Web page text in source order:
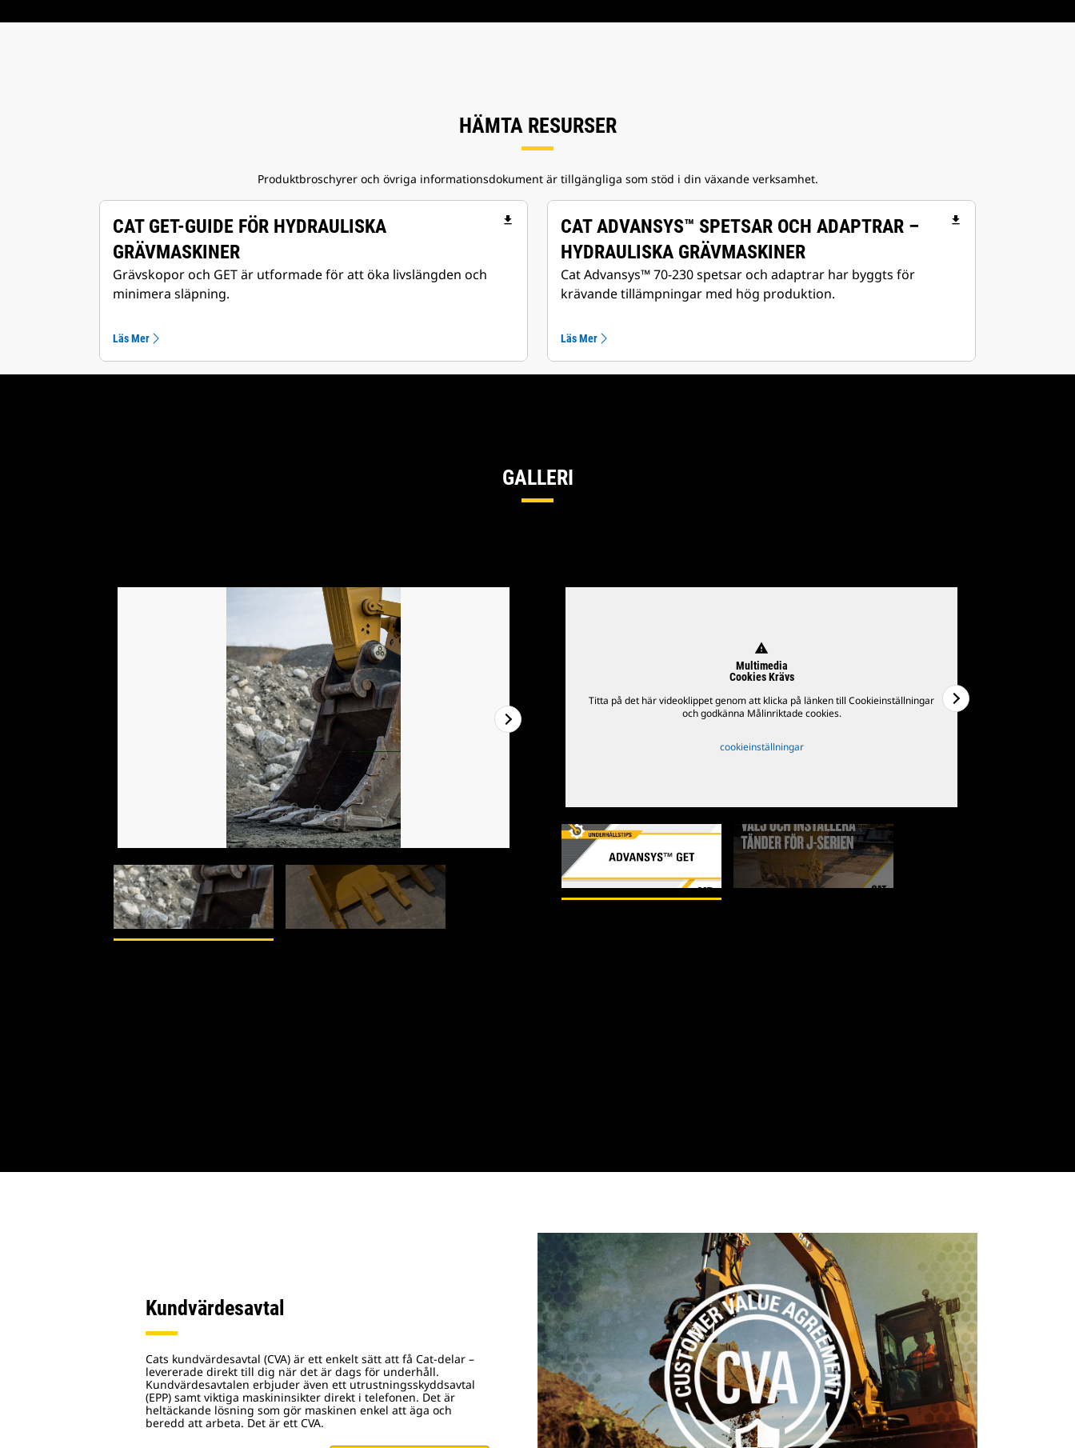
HÄMTA RESURSER
Produktbroschyrer och övriga informationsdokument är tillgängliga som stöd i din växande verksamhet.
CAT GET-GUIDE FÖR HYDRAULISKA
GRÄVMASKINER
file_download
Grävskopor och GET är utformade för att öka livslängden och
minimera släpning.
Läs Mer
CAT ADVANSYS™ SPETSAR OCH ADAPTRAR –
HYDRAULISKA GRÄVMASKINER
file_download
Cat Advansys™ 70-230 spetsar och adaptrar har byggts för
krävande tillämpningar med hög produktion.
Läs Mer
GALLERI
warning
Multimedia
Cookies Krävs
Titta på det här videoklippet genom att klicka på länken till Cookieinställningar
och godkänna Målinriktade cookies.
cookieinställningar
Kundvärdesavtal
Cats kundvärdesavtal (CVA) är ett enkelt sätt att få Cat-delar –
levererade direkt till dig när det är dags för underhåll.
Kundvärdesavtalen erbjuder även ett utrustningsskyddsavtal
(EPP) samt viktiga maskininsikter direkt i telefonen. Det är
heltäckande lösning som gör maskinen enkel att äga och
beredd att arbeta. Det är ett CVA.